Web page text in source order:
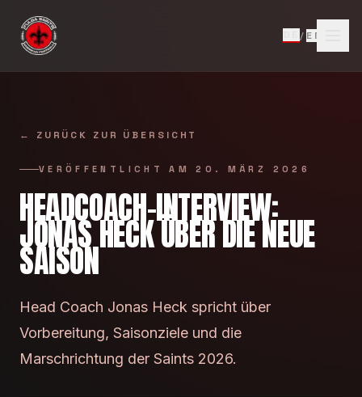
/ EN
← ZURÜCK ZUR ÜBERSICHT
VERÖFFENTLICHT AM 20. MÄRZ 2026
HEADCOACH-INTERVIEW:
JONAS HECK ÜBER DIE NEUE
SAISON
Head Coach Jonas Heck spricht über
Vorbereitung, Saisonziele und die
Marschrichtung der Saints 2026.